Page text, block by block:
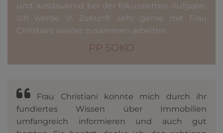
und ausdauernd bei der fokussierten Aufgabe.
Ich werde in Zukunft sehr gerne mit Frau
Christiani wieder zusammen arbeiten.
PP SOKO
Frau Christiani konnte mich durch ihr
fundiertes Wissen über Immobilien
umfangreich informieren und auch gut